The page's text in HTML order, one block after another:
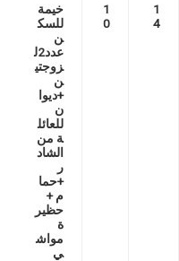
1
4
1
0
خيمة
للسك
ن
عدد2ل
زوجتي
ن
+ديوا
ن
للعائل
ة من
الشاد
ر
+حما
م +
حظير
ة
مواش
ي